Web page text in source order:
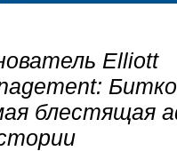
Elliott
блестящая